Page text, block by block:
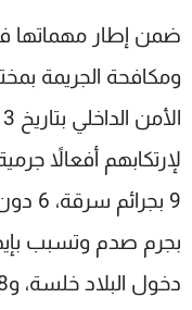
ضمن إطار مهماتها
ومكافحة الجريمة
لإرتكابهم أفعالاً
شاهد البرامج
الترددات
عن MTV
لاعلاناتكم